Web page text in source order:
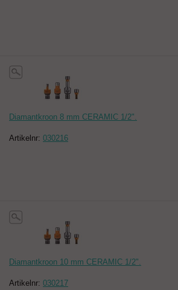
Diamantkroon 8 mm CERAMIC 1/2".
Artikelnr: 030216
Diamantkroon 10 mm CERAMIC 1/2".
Artikelnr: 030217